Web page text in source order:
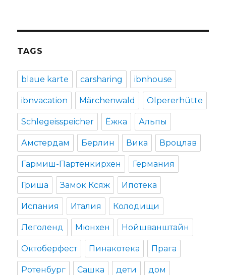
TAGS
blaue karte carsharing ibnhouse
ibnvacation Märchenwald Olpererhütte
Schlegeisspeicher Ёжка Альпы
Амстердам Берлин Вика Вроцлав
Гармиш-Партенкирхен Германия
Гриша Замок Ксяж Ипотека
Испания Италия Колодищи
Леголенд Мюнхен Нойшванштайн
Октоберфест Пинакотека Прага
Ротенбург Сашка дети дом